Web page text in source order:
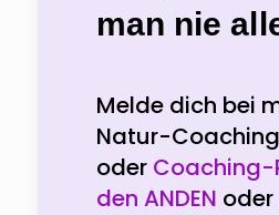
man nie
Melde dich bei
Natur-
oder Coaching-
den ANDEN oder